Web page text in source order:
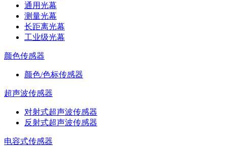
通用光幕
测量光幕
长距离光幕
工业级光幕
颜色传感器
颜色/色标传感器
超声波传感器
对射式超声波传感器
反射式超声波传感器
电容式传感器